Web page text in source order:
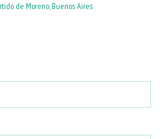
de Moreno, Buenos Aires